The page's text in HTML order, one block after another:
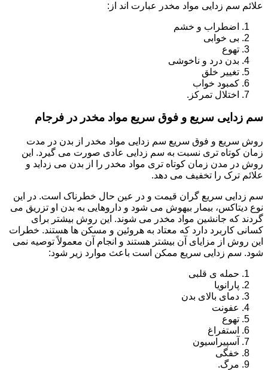
علائم سم زدایی مواد مخدر عبارت اند از:
اضطراب و خشم
بی خوابی
تهوع
بدن درد و ناخوشی
تغییر خلق
کمبود خواب
اختلال تمرکز.
سم زدایی سریع و فوق سریع مواد مخدر در فرجام
روش سریع و فوق سریع سم زدایی مواد مخدر از بدن در مدت
زمان کوتاه تری نسبت به سم زدایی عادی صورت می گیرد. این
روش در مدن زمان کوتاه تری مواد مخدر را از بدن می زداید و
علائم ترک را تخفیف می دهد.
سم زدایی سریع گران قیمت و در عین حال خطرناک است. در این
نوع دیتاکس، بیمار بیهوش می شود و داروهایی به بدن او تزریق می
گردند که جانشین مواد مخدر می شوند. این روش بیشتر برای
کسانی کاربرد دارد که معتاد به هروئین و مسکن ها هستند. خطرات
این روش از مزایای آن بیشتر هستند و انجام آن معمولاً توصیه نمی
شود. سم زدایی سریع ممکن است باعث موارد زیر شود:
حمله ی قلبی
پارانویا
دمای بالای بدن
عفونت
تهوع
استفراغ
آسپیراسیون
خفگی
مرگ.